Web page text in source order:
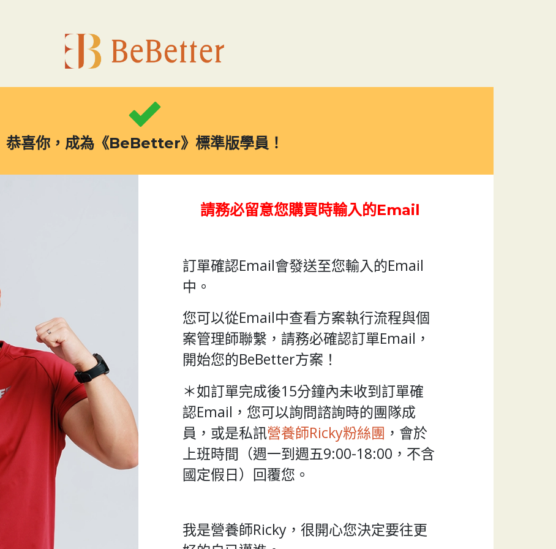
恭喜你，成為《BeBetter》標準版學員！
請務必留意您購買時輸入的Email
訂單確認Email會發送至您輸入的Email
中。
您可以從Email中查看方案執行流程與個
案管理師聯繫，請務必確認訂單Email，
開始您的BeBetter方案！
＊如訂單完成後15分鐘內未收到訂單確
認Email，您可以詢問諮詢時的團隊成
員，或是私訊營養師Ricky粉絲團 ，會於
上班時間（週一到週五9:00-18:00，不含
國定假日）回覆您。
我是營養師Ricky，很開心您決定要往更